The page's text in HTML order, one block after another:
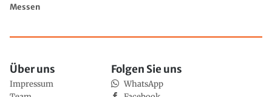
Messen
Über uns
Impressum
Folgen Sie uns
WhatsApp